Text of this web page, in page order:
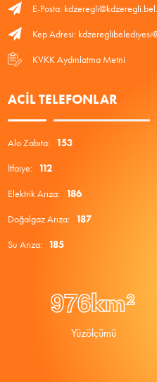
E-Posta:
Kep Adresi:
KVKK Aydınlatma Metni
ACIL TELEFONLAR
Alo Zabıta: 153
İtfaiye: 112
Elektrik Arıza: 186
Doğalgaz Arıza: 187
Su Arıza: 185
976km²
Yüzölçümü